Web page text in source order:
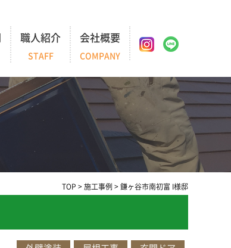
職人紹介
STAFF
会社概要
COMPANY
TOP > 施工事例 > 鎌ヶ谷市南初富 I様邸